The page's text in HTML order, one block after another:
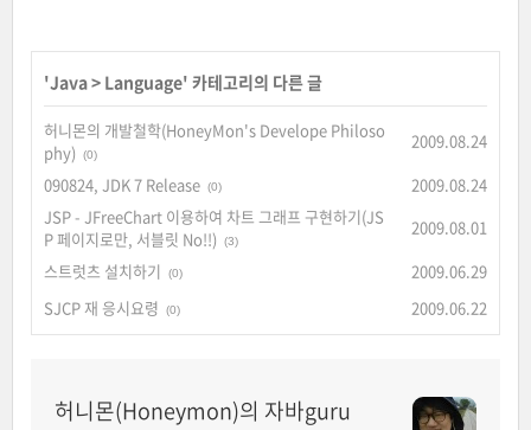
'Java> Language' 카테고리의 다른 글
허니몬의 개발철학(HoneyMon's Develope Philoso
phy)
(0)
2009.08.24
090824, JDK 7 Release (0)
2009.08.24
JSP - JFreeChart 이용하여 차트 그래프 구현하기(JS
P 페이지로만, 서블릿 No!!)
(3)
2009.08.01
스트럿츠 설치하기
(0)
2009.06.29
SJCP 재 응시요령
(0) 2009.06.22
허니몬(Honeymon)의 자바guru